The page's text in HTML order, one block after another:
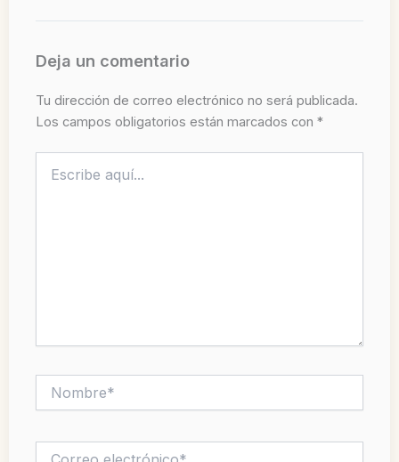
Deja un comentario
Tu dirección de correo electrónico no será publicada.
Los campos obligatorios están marcados con *
aquí...